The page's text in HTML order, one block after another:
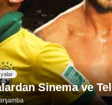
Sinema ve